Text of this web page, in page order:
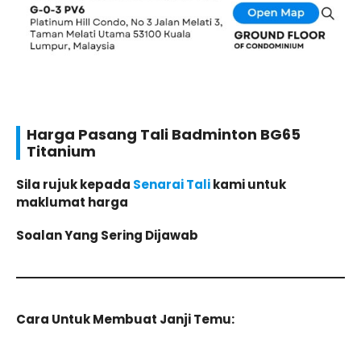
Harga Pasang Tali Badminton BG65
Titanium
Sila rujuk kepada Senarai Talikami untuk
maklumat harga
Soalan Yang Sering Dijawab
Cara Untuk Membuat Janji Temu: